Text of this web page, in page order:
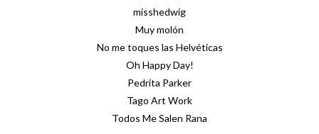
misshedwig
Muy molón
No me toques las Helvéticas
Oh Happy Day!
Pedrita Parker
Tago Art Work
Todos Me Salen Rana